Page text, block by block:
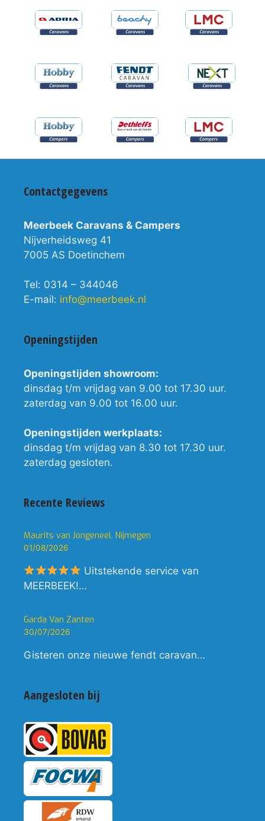
Contactgegevens
Meerbeek Caravans & Campers
Nijverheidsweg 41
7005 AS Doetinchem
Tel: 0314 – 344046
E-mail: info@meerbeek.nl
Openingstijden
Openingstijden showroom:
dinsdag t/m vrijdag van 9.00 tot 17.30 uur.
zaterdag van 9.00 tot 16.00 uur.
Openingstijden werkplaats:
dinsdag t/m vrijdag van 8.30 tot 17.30 uur.
zaterdag gesloten.
Recente Reviews
Maurits van Jongeneel, Nijmegen
01/08/2026
Uitstekende service van
MEERBEEK!…
Garda Van Zanten
30/07/2026
Gisteren onze nieuwe fendt caravan…
Aangesloten bij